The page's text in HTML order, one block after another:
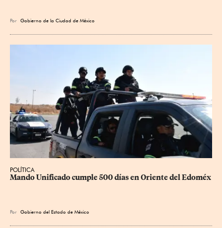
Por Gobierno de la Ciudad de México
POLÍTICA
Mando Unificado cumple 500 días en Oriente del Edoméx
Por Gobierno del Estado de México